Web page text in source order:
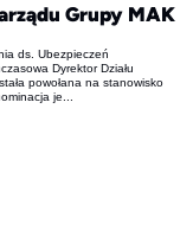
Grupy MAK
ds. Ubezpieczeń
Dyrektor Działu
powołana na stanowisko
je...